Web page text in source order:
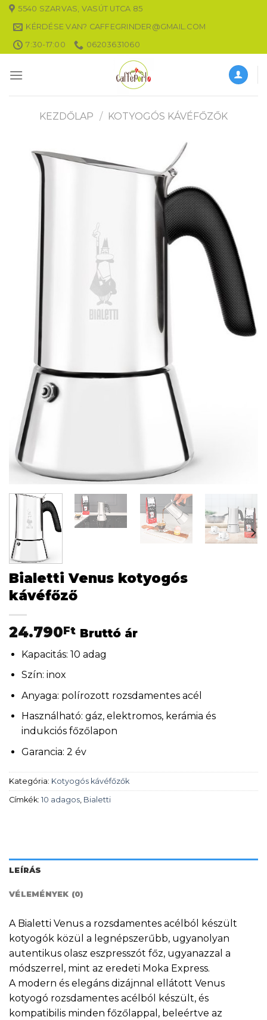
Skip5540 SZARVAS, VASÚT UTCA 85
KÉRDÉSE VAN? CAFFEGRINDER@GMAIL.COM
7:30-17:00
06203631060
KEZDŐLAP / KOTYOGÓS KÁVÉFŐZŐK
Bialetti Venus kotyogós
kávéfőző
24.790Ft Bruttó ár
Kapacitás: 10 adag
Szín: inox
Anyaga: polírozott rozsdamentes acél
Használható: gáz, elektromos, kerámia és
indukciós főzőlapon
Garancia: 2 év
Kategória: Kotyogós kávéfőzők
Címkék: 10 adagos Bialetti
LEÍRÁS
VÉLEMÉNYEK (0)
A Bialetti Venus a rozsdamentes acélból készült
kotyogók közül a legnépszerűbb, ugyanolyan
autentikus olasz eszpresszót főz, ugyanazzal a
módszerrel, mint az eredeti Moka Express.
A modern és elegáns dizájnnal ellátott Venus
kotyogó rozsdamentes acélból készült, és
kompatibilis minden főzőlappal, beleértve az